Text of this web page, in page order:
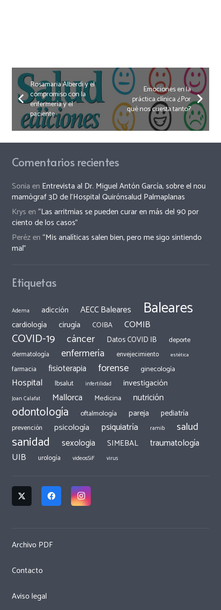
Rosamaria Alberdi y el
compromiso con la
enfermería y el
paciente
Emociones en la
práctica clínica ¿Por
qué nos cuesta tanto?
Comentarios recientes
Sonia en Entrevista al Dr. Miguel Antón García, sobre el nou
mamògraf 3D de l’Hospital Quirónsalud Palmaplanas
Krys en“Las arritmias se pueden curar en más del 90 por
ciento de los casos”
Perézen“Mis analíticas salen bien, pero me sigo sintiendo
mal”
Etiquetas
Adema adicción AECC Baleares Baleares
cardiología cirugía COIBA COMIB
COVID-19 cáncer Datos COVID IB
deporte
dermatología
enfermería envejecimiento estética
farmacia fisioterapia forense ginecología
Hospital Ibsalut infertilidad investigación
Joan Calafat Mallorca Medicina nutrición
odontología oftalmología pareja pediatría
prevención psicología psiquiatría ramib salud
sanidad sexologia SIMEBAL traumatología
UIB urología videosSiF virus
Archivo PDF
Contacto
Aviso legal